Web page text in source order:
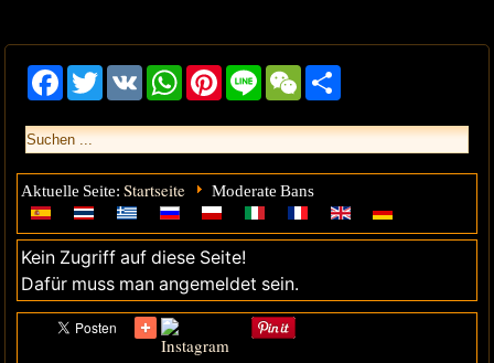
Facebook
Twitter VK WhatsAppPinterestLine WeChat
Aktuelle Seite:Startseite Moderate Bans
Kein Zugriff auf diese Seite!
Dafür muss man angemeldet sein.